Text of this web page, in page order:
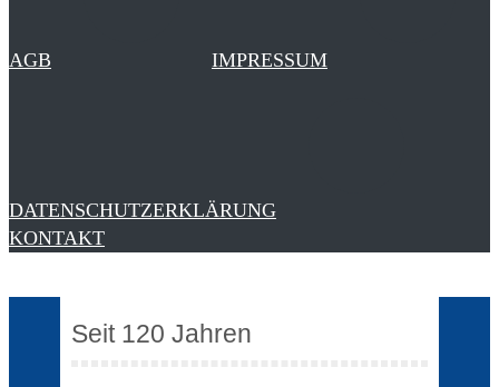
AGB IMPRESSUM
DATENSCHUTZERKLÄRUNG
KONTAKT
Seit 120 Jahren